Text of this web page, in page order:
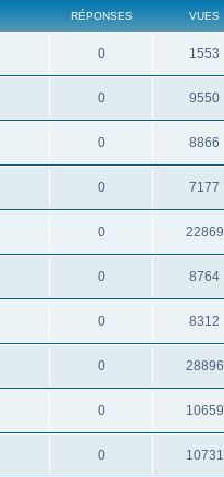
RÉPONSES VUES
0 1553
0 9550
0 8866
0 7177
0 22869
0 8764
0 8312
0 28896
0 10659
0 10731